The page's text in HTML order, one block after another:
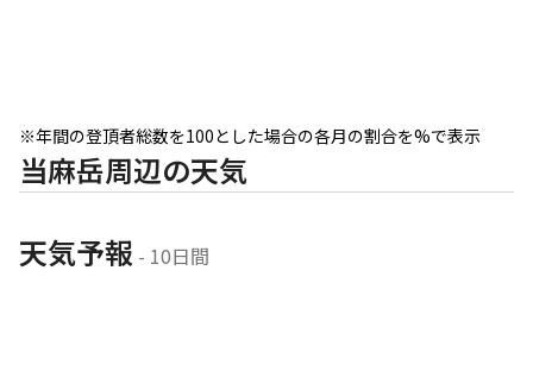
※年間の登頂者総数を100とした場合の各月の割合を%で表示
当麻岳周辺の天気
天気予報 - 10日間